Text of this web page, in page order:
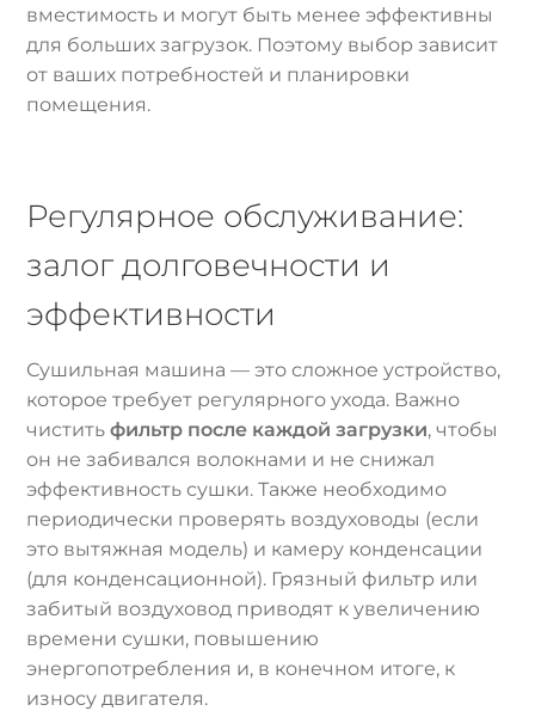
вместимость и могут быть менее эффективны
для больших загрузок. Поэтому выбор зависит
от ваших потребностей и планировки
помещения.
Регулярное обслуживание:
залог долговечности и
эффективности
Сушильная машина — это сложное устройство,
которое требует регулярного ухода. Важно
чиститьфильтр после каждой загрузки, чтобы
он не забивался волокнами и не снижал
эффективность сушки. Также необходимо
периодически проверять воздуховоды (если
это вытяжная модель) и камеру конденсации
(для конденсационной). Грязный фильтр или
забитый воздуховод приводят к увеличению
времени сушки, повышению
энергопотребления и, в конечном итоге, к
износу двигателя.